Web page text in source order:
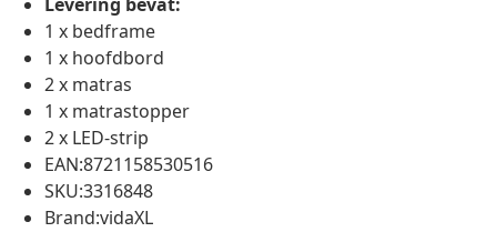
1 x bedframe
1 x hoofdbord
2 x matras
1 x matrastopper
2 x LED-strip
EAN:8721158530516
SKU:3316848
Brand:vidaXL